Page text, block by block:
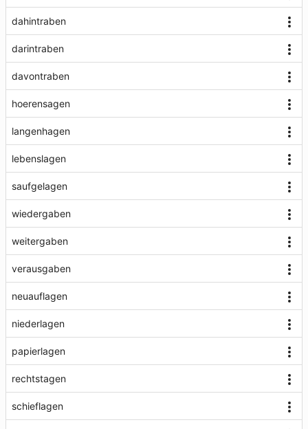
dahintraben
darintraben
davontraben
hoerensagen
langenhagen
lebenslagen
saufgelagen
wiedergaben
weitergaben
verausgaben
neuauflagen
niederlagen
papierlagen
rechtstagen
schieflagen